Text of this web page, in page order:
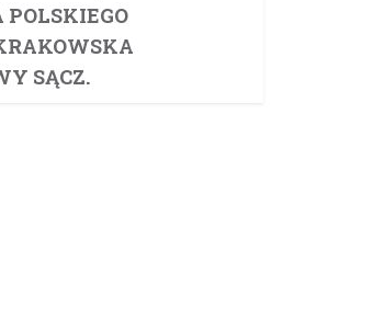
POLSKIEGO
SĄCZ.